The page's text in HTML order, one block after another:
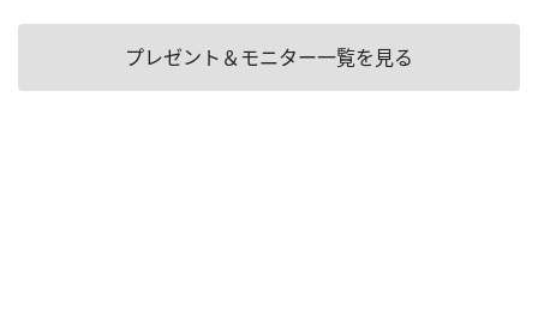
プレゼント＆モニター一覧を見る